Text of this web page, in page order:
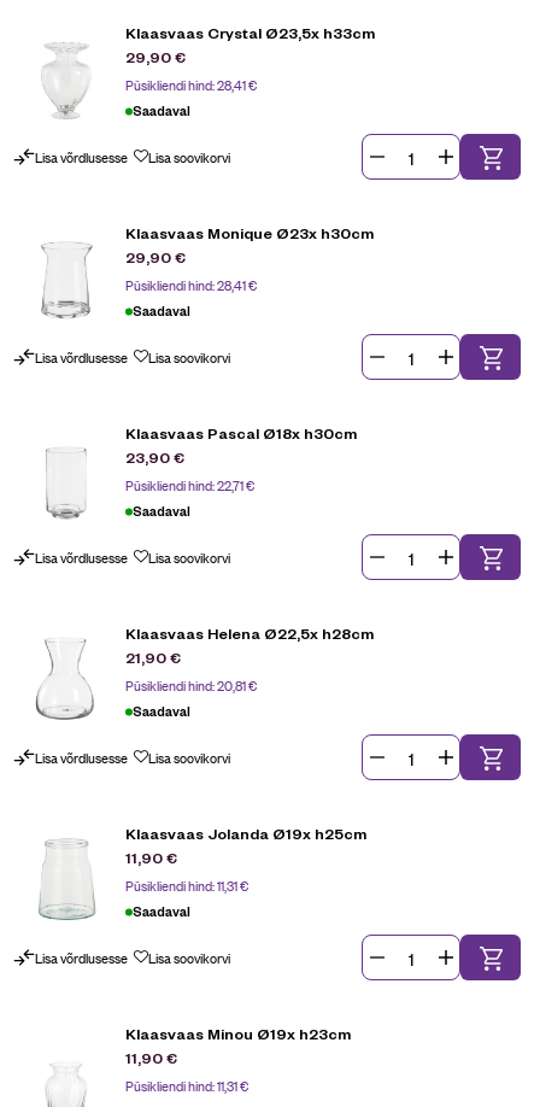
Klaasvaas Crystal Ø23,5x h33cm
29,90€
Püsikliendi hind:28,41€
Saadaval
Lisa võrdlusesse Lisa soovikorvi
Klaasvaas Monique Ø23x h30cm
29,90€
Püsikliendi hind:28,41€
Saadaval
Lisa võrdlusesse Lisa soovikorvi
Klaasvaas Pascal Ø18x h30cm
23,90€
Püsikliendi hind:22,71€
Saadaval
Lisa võrdlusesse Lisa soovikorvi
Klaasvaas Helena Ø22,5x h28cm
21,90€
Püsikliendi hind:20,81€
Saadaval
Lisa võrdlusesse Lisa soovikorvi
Klaasvaas Jolanda Ø19x h25cm
11,90€
Püsikliendi hind:11,31€
Saadaval
Lisa võrdlusesse Lisa soovikorvi
Klaasvaas Minou Ø19x h23cm
11,90€
Püsikliendi hind:11,31€